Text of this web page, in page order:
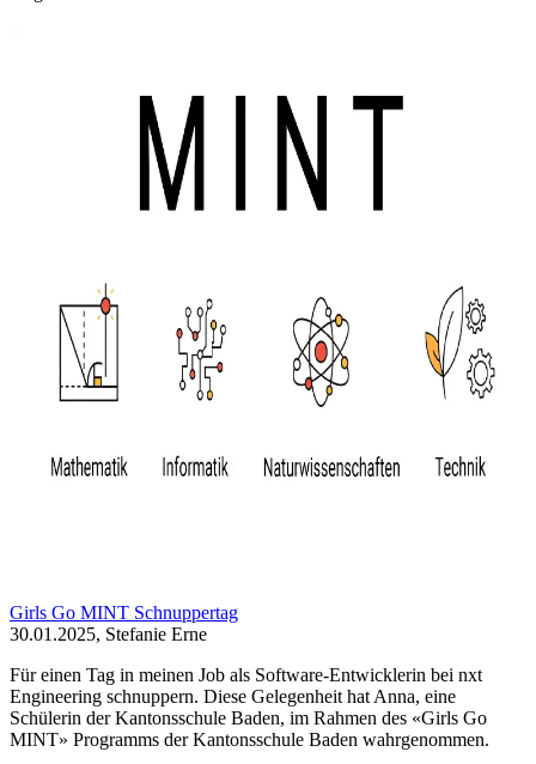
Girls Go MINT Schnuppertag
30.01.2025, Stefanie Erne
Für einen Tag in meinen Job als Software-Entwicklerin bei nxt
Engineering schnuppern. Diese Gelegenheit hat Anna, eine
Schülerin der Kantonsschule Baden, im Rahmen des «Girls Go
MINT» Programms der Kantonsschule Baden wahrgenommen.